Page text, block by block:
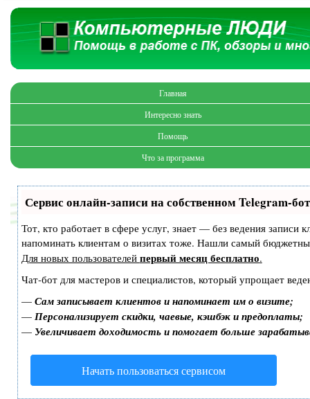
Главная
Интересно знать
Помощь
Что за программа
Сервис онлайн-записи на собственном Telegram-
Тот, кто работает в сфере услуг, знает — без ведения
напоминать клиентам о визитах тоже. Нашли самый
Для новых пользователей первый месяц бесплатно.
Чат-бот для мастеров и специалистов, который упрощает
— Сам записывает клиентов и напоминает им о визите;
— Персонализирует скидки, чаевые, кэшбэк и предоплаты;
— Увеличивает доходимость и помогает больше
Начать пользоваться сервисом